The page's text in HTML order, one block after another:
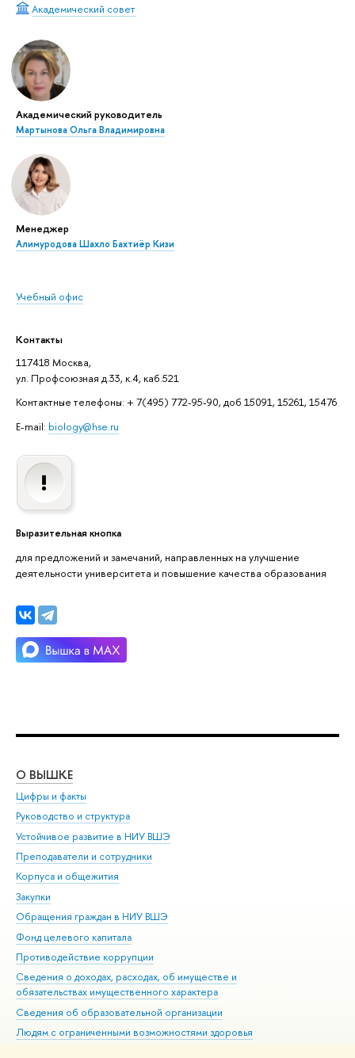
Академический совет
Академический руководитель
Мартынова Ольга Владимировна
Менеджер
Алимуродова Шахло Бахтиёр Кизи
Учебный офис
Контакты
117418 Москва,
ул. Профсоюзная д.33, к.4, каб.521
Контактные телефоны: + 7(495) 772-95-90, доб 15091, 15261, 15476
E-mail: biology@hse.ru
Выразительная кнопка
для предложений и замечаний, направленных на улучшение
деятельности университета и повышение качества образования
О ВЫШКЕ
Цифры и факты
Руководство и структура
Устойчивое развитие в НИУ ВШЭ
Преподаватели и сотрудники
Корпуса и общежития
Закупки
Обращения граждан в НИУ ВШЭ
Фонд целевого капитала
Противодействие коррупции
Сведения о доходах, расходах, об имуществе и
обязательствах имущественного характера
Сведения об образовательной организации
Людям с ограниченными возможностями здоровья